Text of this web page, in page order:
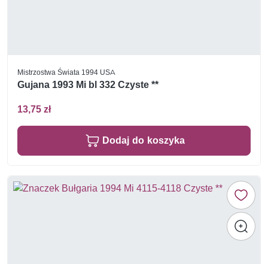
Mistrzostwa Świata 1994 USA
Gujana 1993 Mi bl 332 Czyste **
13,75 zł
Dodaj do koszyka